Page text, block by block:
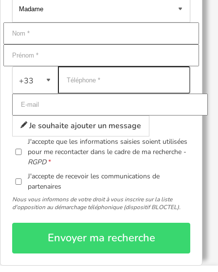
+33
Je souhaite ajouter un message
J'accepte que les informations saisies soient utilisées
pour me recontacter dans le cadre de ma recherche -
RGPD
J'accepte de recevoir les communications de
partenaires
Nous vous informons de votre droit à vous inscrire sur la liste
d'opposition au démarchage téléphonique (dispositif BLOCTEL).
Envoyer ma recherche